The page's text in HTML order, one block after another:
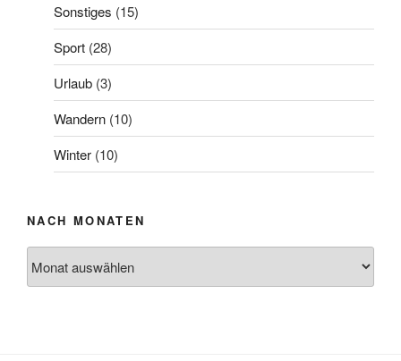
Sonstiges (15)
Sport (28)
Urlaub (3)
Wandern (10)
Winter (10)
NACH MONATEN
Monaten